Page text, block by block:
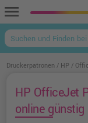
menu
Druckerpatronen HP
HP OfficeJet
online günstig